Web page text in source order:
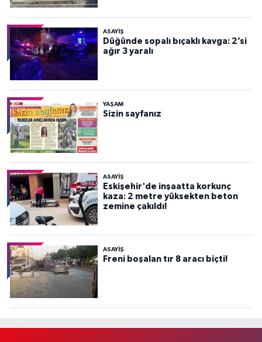
ASAYİŞ
Düğünde sopalı bıçaklı kavga: 2’si
ağır 3 yaralı
YAŞAM
Sizin sayfanız
ASAYİŞ
Eskişehir'de inşaatta korkunç
kaza: 2 metre yüksekten beton
zemine çakıldı!
ASAYİŞ
Freni boşalan tır 8 aracı biçti!